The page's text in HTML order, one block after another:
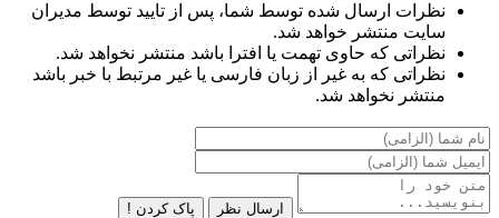
نظرات ارسال شده توسط شما، پس از تایید توسط مدیران
سایت منتشر خواهد شد.
نظراتی که حاوی تهمت یا افترا باشد منتشر نخواهد شد.
نظراتی که به غیر از زبان فارسی یا غیر مرتبط با خبر باشد
منتشر نخواهد شد.
ارسال نظر پاک کردن !